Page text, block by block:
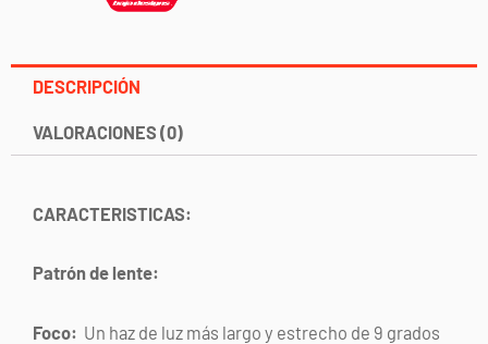
DESCRIPCIÓN
VALORACIONES (0)
CARACTERISTICAS:
Patrón de lente:
Foco: Un haz de luz más largo y estrecho de 9 grados